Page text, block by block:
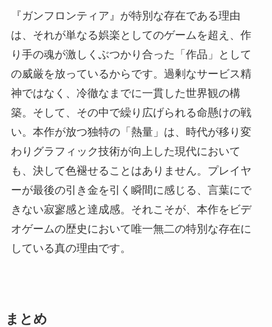
『ガンフロンティア』が特別な存在である理由
は、それが単なる娯楽としてのゲームを超え、作
り手の魂が激しくぶつかり合った「作品」として
の威厳を放っているからです。過剰なサービス精
神ではなく、冷徹なまでに一貫した世界観の構
築。そして、その中で繰り広げられる命懸けの戦
い。本作が放つ独特の「熱量」は、時代が移り変
わりグラフィック技術が向上した現代において
も、決して色褪せることはありません。プレイヤ
ーが最後の引き金を引く瞬間に感じる、言葉にで
きない寂寥感と達成感。それこそが、本作をビデ
オゲームの歴史において唯一無二の特別な存在に
している真の理由です。
まとめ